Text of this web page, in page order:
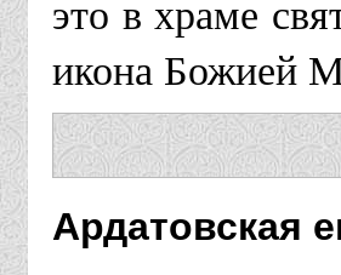
это в храме
икона Божией
Ардатовская